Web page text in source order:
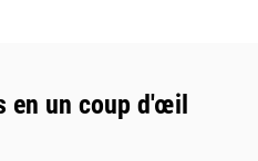
en un coup d'œil